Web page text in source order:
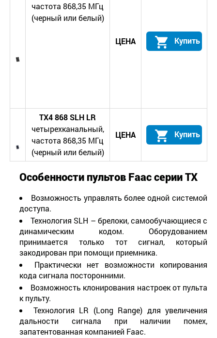
частота 868,35 МГц
(черный или белый)
ЦЕНА Купить
TX4868SLH LR
четырехканальный,
частота 868,35 МГц
(черный или белый)
ЦЕНА Купить
Особенности пультов FaacсерииTX
Возможность управлять более одной системой
доступа.
Технология SLH – брелоки, самообучающиеся с
динамическим кодом. Оборудованием
принимается только тот сигнал, который
закодирован при помощи приемника.
Практически нет возможности копирования
кода сигнала посторонними.
Возможность клонирования настроек от пульта
к пульту.
Технология LR (Long Range) для увеличения
дальности сигнала при наличии помех,
запатентованная компанией Faac.